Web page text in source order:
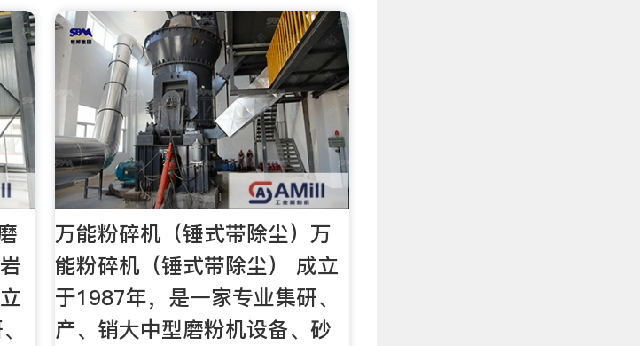
万能粉碎机（锤式带除尘）万
能粉碎机（锤式带除尘） 成立
于1987年，是一家专业集研、
产、销大中型磨粉机设备、砂